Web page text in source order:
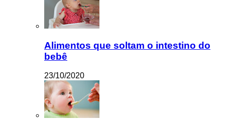
Alimentos que soltam o intestino do
bebê
23/10/2020